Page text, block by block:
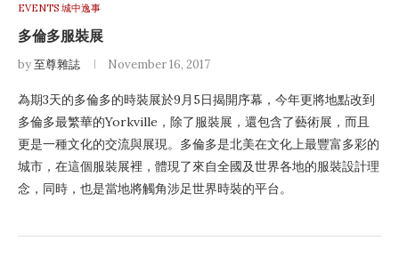
EVENTS 城中逸事
多倫多服裝展
by至尊雜誌 November 16, 2017
為期3天的多倫多的時裝展於9月5日揭開序幕，今年更將地點改到
多倫多最繁華的Yorkville，除了服裝展，還包含了藝術展，而且
更是一種文化的交流與展現。多倫多是北美在文化上最豐富多彩的
城市，在這個服裝展裡，體現了來自全國及世界各地的服裝設計理
念，同時，也是當地將觸角涉足世界時裝的平台。